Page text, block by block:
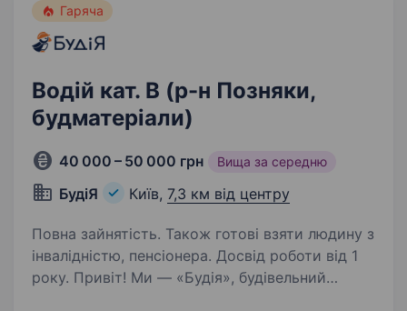
Гаряча
Водій кат. В (р-н Позняки,
будматеріали)
40 000 – 50 000 грн Вища за середню
БудіЯ Київ, 7,3 км від центру
Повна зайнятість. Також готові взяти людину з
інвалідністю, пенсіонера. Досвід роботи від 1
року. Привіт! Ми — «Будія», будівельний